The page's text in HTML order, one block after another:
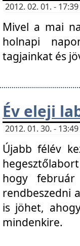
2012. 02. 01. -
Mivel a mai
holnapi
tagjainkat és
Év eleji
2012. 01. 30. -
Újabb félév
hogy
rendbeszedni
is jöhet,
mindenkire.